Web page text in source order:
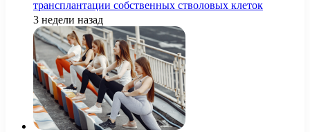
трансплантации собственных стволовых клеток
3 недели назад